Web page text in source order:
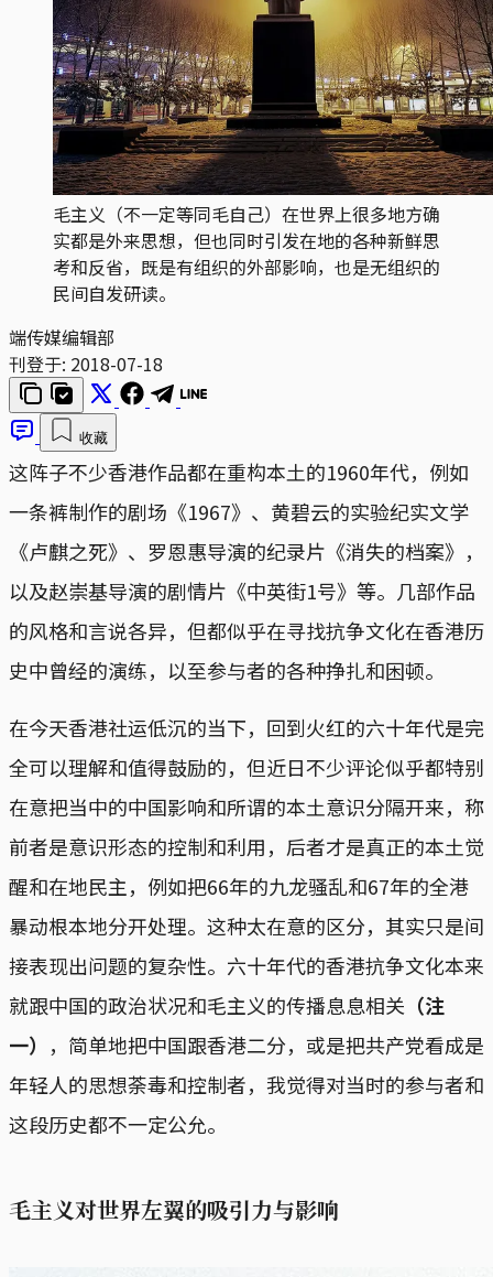
毛主义（不一定等同毛自己）在世界上很多地方确
实都是外来思想，但也同时引发在地的各种新鲜思
考和反省，既是有组织的外部影响，也是无组织的
民间自发研读。
端传媒编辑部
刊登于: 2018-07-18
收藏
这阵子不少香港作品都在重构本土的1960年代，例如
一条裤制作的剧场《1967》、黄碧云的实验纪实文学
《卢麒之死》、罗恩惠导演的纪录片《消失的档案》，
以及赵崇基导演的剧情片《中英街1号》等。几部作品
的风格和言说各异，但都似乎在寻找抗争文化在香港历
史中曾经的演练，以至参与者的各种挣扎和困顿。
在今天香港社运低沉的当下，回到火红的六十年代是完
全可以理解和值得鼓励的，但近日不少评论似乎都特别
在意把当中的中国影响和所谓的本土意识分隔开来，称
前者是意识形态的控制和利用，后者才是真正的本土觉
醒和在地民主，例如把66年的九龙骚乱和67年的全港
暴动根本地分开处理。这种太在意的区分，其实只是间
接表现出问题的复杂性。六十年代的香港抗争文化本来
就跟中国的政治状况和毛主义的传播息息相关 （注
一） ，简单地把中国跟香港二分，或是把共产党看成是
年轻人的思想荼毒和控制者，我觉得对当时的参与者和
这段历史都不一定公允。
毛主义对世界左翼的吸引力与影响